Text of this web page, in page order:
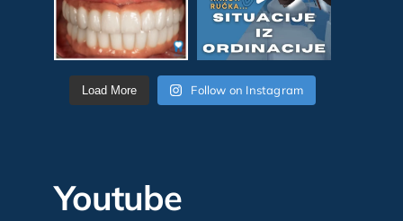
Load More Follow on Instagram
Youtube